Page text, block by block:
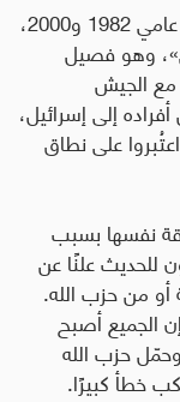
وخلال الاحتلال الإسرائيلي لجنوب لبنان بين عامي 1982 و2000،
وهو فصيل
مع الجيش
إلى إسرائيل،
على نطاق
نفسها بسبب
للحديث علنًا عن
أو من حزب الله.
الجميع أصبح
حزب الله
خطأ كبيرًا.